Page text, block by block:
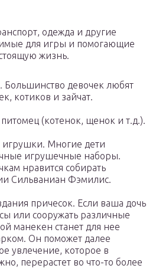
одежда и другие
для игры и помогающие
жизнь.
Большинство девочек любят
котиков и зайчат.
(котенок, щенок и т.д.).
Многие дети
игрушечные наборы.
нравится собирать
Сильваниан Фэмилис.
причесок. Если ваша дочь
или сооружать различные
манекен станет для нее
Он поможет далее
увлечение, которое в
перерастет во что-то более